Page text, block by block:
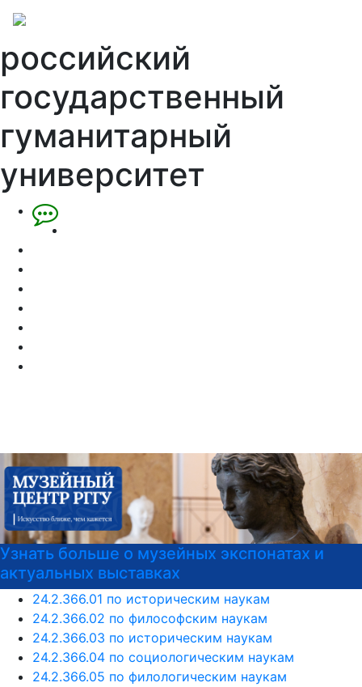
российский
государственный
гуманитарный
университет
больше о музейных экспонатах и
выставках
24.2.366.01 по историческим наукам
24.2.366.02 по философским наукам
24.2.366.03 по историческим наукам
24.2.366.04 по социологическим наукам
24.2.366.05 по филологическим наукам